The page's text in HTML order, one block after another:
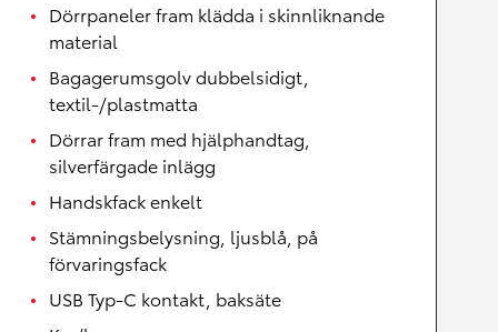
Dörrpaneler fram klädda i skinnliknande
material
Bagagerumsgolv dubbelsidigt,
textil-/plastmatta
Dörrar fram med hjälphandtag,
silverfärgade inlägg
Handskfack enkelt
Stämningsbelysning, ljusblå, på
förvaringsfack
USB Typ-C kontakt, baksäte